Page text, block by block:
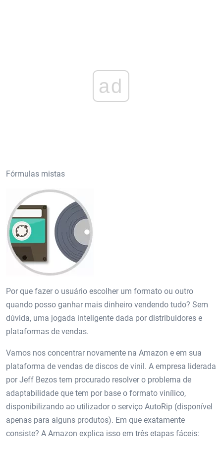
ad
Fórmulas mistas
Por que fazer o usuário escolher um formato ou outro
quando posso ganhar mais dinheiro vendendo tudo? Sem
dúvida, uma jogada inteligente dada por distribuidores e
plataformas de vendas.
Vamos nos concentrar novamente na Amazon e em sua
plataforma de vendas de discos de vinil. A empresa liderada
por Jeff Bezos tem procurado resolver o problema de
adaptabilidade que tem por base o formato vinílico,
disponibilizando ao utilizador o serviço AutoRip (disponível
apenas para alguns produtos). Em que exatamente
consiste? A Amazon explica isso em três etapas fáceis: